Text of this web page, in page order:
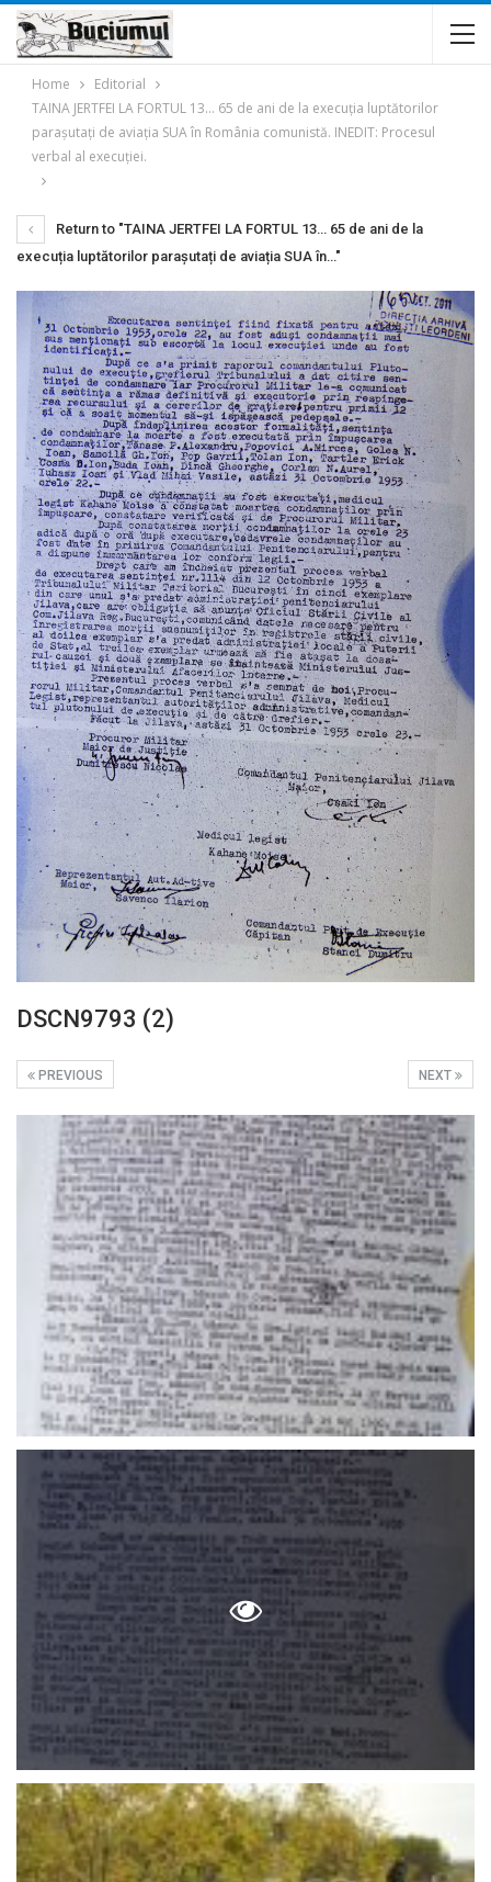
Home
Editorial
TAINA JERTFEI LA FORTUL 13… 65 de ani de la execuția luptătorilor
parașutați de aviația SUA în România comunistă. INEDIT: Procesul
verbal al execuției.
Return to "TAINA JERTFEI LA FORTUL 13… 65 de ani de la
execuția luptătorilor parașutați de aviația SUA în…"
DSCN9793 (2)
NEXT
PREVIOUS